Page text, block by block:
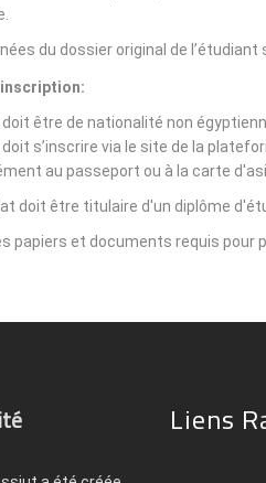
du dossier original de
doit être de nationalité non
s’inscrire via le site de la
au passeport ou à la carte
doit être titulaire d'un diplôme
papiers et documents requis pour
Liens